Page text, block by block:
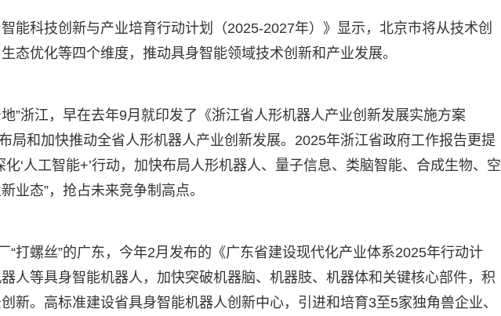
能科技创新与产业培育行动计划（2025-2027年）》显示，北京市将从技术创
态优化等四个维度，推动具身智能领域技术创新和产业发展。
地”浙江，早在去年9月就印发了《浙江省人形机器人产业创新发展实施方案
局和加快推动全省人形机器人产业创新发展。2025年浙江省政府工作报告更提
‘人工智能+’行动，加快布局人形机器人、量子信息、类脑智能、合成生物、空
业态”，抢占未来竞争制高点。
“打螺丝”的广东，今年2月发布的《广东省建设现代化产业体系2025年行动计
人等具身智能机器人，加快突破机器脑、机器肢、机器体和关键核心部件，积
新。高标准建设省具身智能机器人创新中心，引进和培育3至5家独角兽企业、